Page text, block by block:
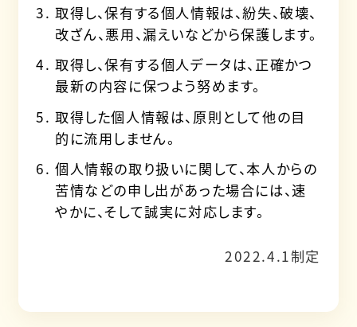
取得し、保有する個人情報は、紛失、破壊、
改ざん、悪用、漏えいなどから保護します。
取得し、保有する個人データは、正確かつ
最新の内容に保つよう努めます。
取得した個人情報は、原則として他の目
的に流用しません。
個人情報の取り扱いに関して、本人からの
苦情などの申し出があった場合には、速
やかに、そして誠実に対応します。
2022.4.1制定